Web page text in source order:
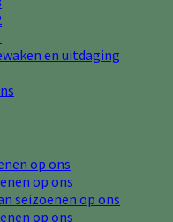
en uitdaging
op ons
op ons
seizoenen op ons
op ons